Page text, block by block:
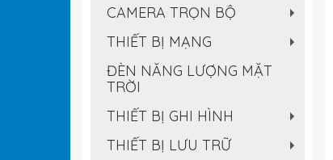
CAMERA TRỌN BỘ
THIẾT BỊ MẠNG
ĐÈN NĂNG LƯỢNG MẶT
TRỜI
THIẾT BỊ GHI HÌNH
THIẾT BỊ LƯU TRỮ